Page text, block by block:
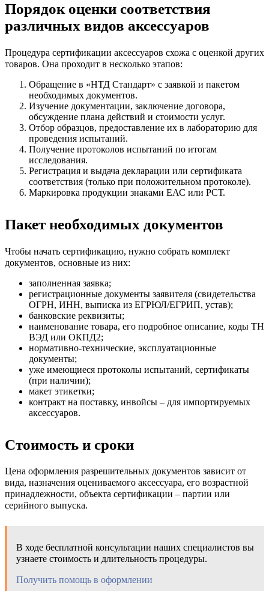
Порядок оценки соответствия
различных видов аксессуаров
Процедура сертификации аксессуаров схожа с оценкой других
товаров. Она проходит в несколько этапов:
Обращение в «НТД Стандарт» с заявкой и пакетом
необходимых документов.
Изучение документации, заключение договора,
обсуждение плана действий и стоимости услуг.
Отбор образцов, предоставление их в лабораторию для
проведения испытаний.
Получение протоколов испытаний по итогам
исследования.
Регистрация и выдача декларации или сертификата
соответствия (только при положительном протоколе).
Маркировка продукции знаками ЕАС или РСТ.
Пакет необходимых документов
Чтобы начать сертификацию, нужно собрать комплект
документов, основные из них:
заполненная заявка;
регистрационные документы заявителя (свидетельства
ОГРН, ИНН, выписка из ЕГРЮЛ/ЕГРИП, устав);
банковские реквизиты;
наименование товара, его подробное описание, коды ТН
ВЭД или ОКПД2;
нормативно-технические, эксплуатационные
документы;
уже имеющиеся протоколы испытаний, сертификаты
(при наличии);
макет этикетки;
контракт на поставку, инвойсы – для импортируемых
аксессуаров.
Стоимость и сроки
Цена оформления разрешительных документов зависит от
вида, назначения оцениваемого аксессуара, его возрастной
принадлежности, объекта сертификации – партии или
серийного выпуска.
В ходе бесплатной консультации наших специалистов вы
узнаете стоимость и длительность процедуры.
Получить помощь в оформлении